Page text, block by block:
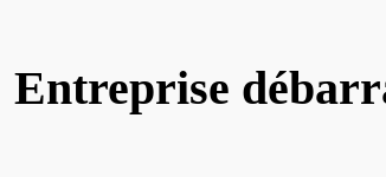
Entreprise